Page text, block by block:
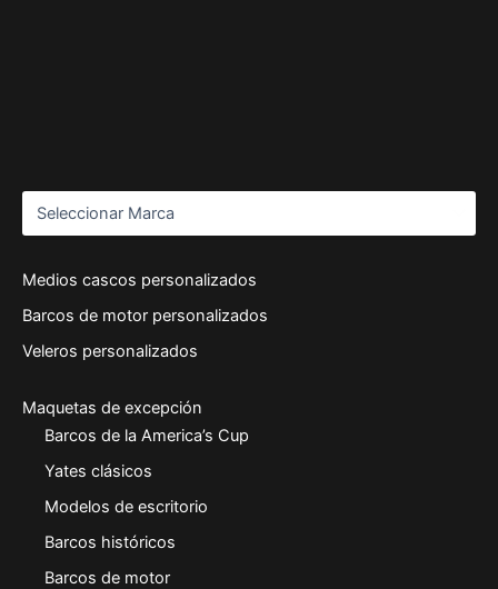
Medios cascos personalizados
Barcos de motor personalizados
Veleros personalizados
Maquetas de excepción
Barcos de la America’s Cup
Yates clásicos
Modelos de escritorio
Barcos históricos
Barcos de motor